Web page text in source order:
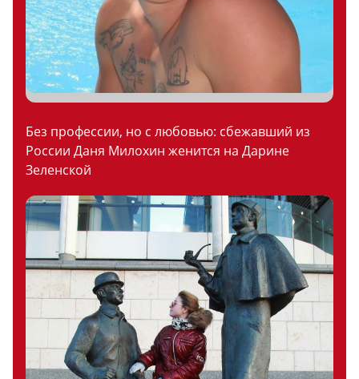
Без профессии, но с любовью: сбежавший из
России Даня Милохин женится на Дарине
Зеленской